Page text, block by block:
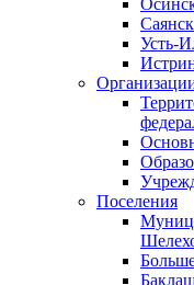
Саянск
Усть-
Поселения